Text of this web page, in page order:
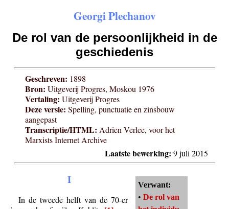
Georgi Plechanov
De rol van de persoonlijkheid in de
geschiedenis
Geschreven: 1898
Bron: Uitgeverij Progres, Moskou 1976
Vertaling: Uitgeverij Progres
Deze versie: Spelling, punctuatie en zinsbouw
aangepast
Transcriptie/HTML: Adrien Verlee, voor het
Marxists Internet Archive
Laatste bewerking: 9 juli 2015
Verwant:
• De rol van
I
In de tweede helft van de 70-er